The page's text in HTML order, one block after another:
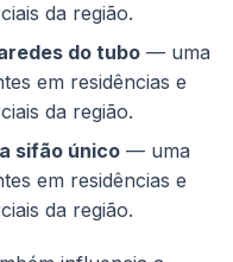
da região.
do tubo — uma
em residências e
da região.
sifão único — uma
em residências e
da região.